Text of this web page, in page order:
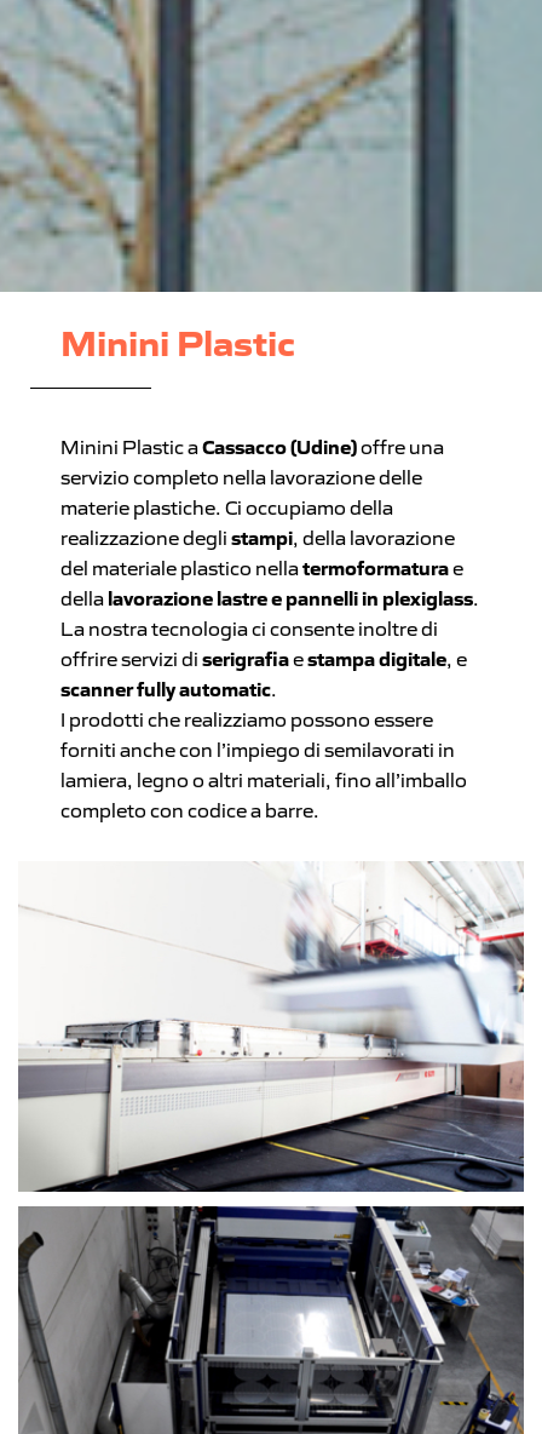
Minini Plastic
Minini Plastic aCassacco (Udine)offre una
servizio completo nella lavorazione delle
materie plastiche. Ci occupiamo della
realizzazione deglistampi, della lavorazione
del materiale plastico nellatermoformaturae
dellalavorazione lastre e pannelli in plexiglass.
La nostra tecnologia ci consente inoltre di
offrire servizi diserigrafiaestampa digitale, e
scanner fully automatic.
I prodotti che realizziamo possono essere
forniti anche con l’impiego di semilavorati in
lamiera, legno o altri materiali, fino all’imballo
completo con codice a barre.